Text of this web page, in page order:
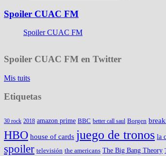
Spoiler CUAC FM
Spoiler CUAC FM
Spoiler CUAC FM en Twitter
Mis tuits
Etiquetas
30 rock 2018 amazon prime BBC better call saul Borgen
HBO house of cards juego de tronos la
spoiler televisión the americans The Big Bang Theory